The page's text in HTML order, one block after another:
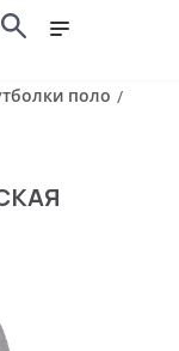
поло /